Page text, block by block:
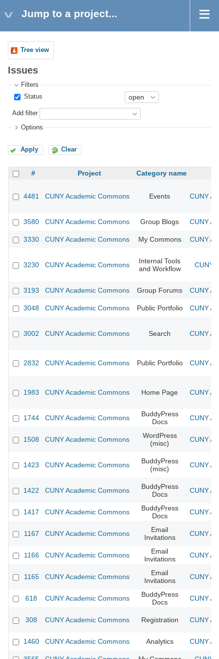
Jump to a project...
Tree view
Issues
Filters
Status
Add filter
Options
Apply Clear
# Project Category name
4481 CUNY Academic Commons Events CUNY
3580 CUNY Academic Commons Group Blogs CUNY
3330 CUNY Academic Commons My Commons CUNY
3230 CUNY Academic Commons
Internal Tools
and Workflow
CUNY
3193 CUNY Academic Commons Group Forums CUNY
3048 CUNY Academic Commons Public Portfolio CUNY
3002 CUNY Academic Commons Search CUNY
2832 CUNY Academic Commons Public Portfolio CUNY
1983 CUNY Academic Commons Home Page CUNY
1744 CUNY Academic Commons
BuddyPress
Docs
CUNY
1508 CUNY Academic Commons
WordPress
(misc)
CUNY
1423 CUNY Academic Commons
BuddyPress
(misc)
CUNY
1422 CUNY Academic Commons
BuddyPress
Docs
CUNY
1417 CUNY Academic Commons
BuddyPress
Docs
CUNY
1167 CUNY Academic Commons
Email
Invitations
CUNY
1166 CUNY Academic Commons
Email
Invitations
CUNY
1165 CUNY Academic Commons
Email
Invitations
CUNY
618 CUNY Academic Commons
BuddyPress
Docs
CUNY
308 CUNY Academic Commons Registration CUNY
1460 CUNY Academic Commons Analytics CUNY